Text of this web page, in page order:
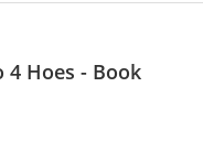
4 Hoes - Book